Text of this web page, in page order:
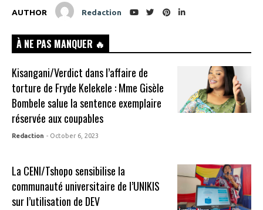
AUTHOR Redaction
À NE PAS MANQUER 🔥
Kisangani/Verdict dans l’affaire de
torture de Fryde Kelekele : Mme Gisèle
Bombele salue la sentence exemplaire
réservée aux coupables
Redaction - October 6, 2023
La CENI/Tshopo sensibilise la
communauté universitaire de l’UNIKIS
sur l’utilisation de DEV